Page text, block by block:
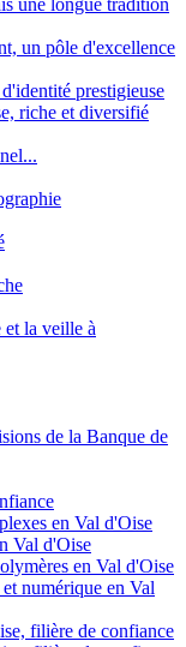
un pôle d'excellence
prestigieuse
riche et diversifié
la veille à
de la Banque de
en Val d'Oise
Val d'Oise
en Val d'Oise
numérique en Val
filière de confiance